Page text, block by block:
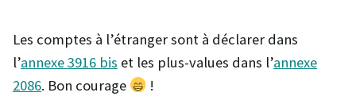
Les comptes à l’étranger sont à déclarer dans
l’annexe 3916 bis et les plus-values dans l’annexe
2086. Bon courage !